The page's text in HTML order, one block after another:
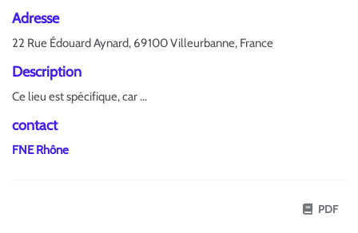
Adresse
22 Rue Édouard Aynard, 69100 Villeurbanne, France
Description
Ce lieu est spécifique, car ...
contact
FNE Rhône
PDF